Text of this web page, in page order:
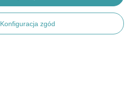
Konfiguracja zgód